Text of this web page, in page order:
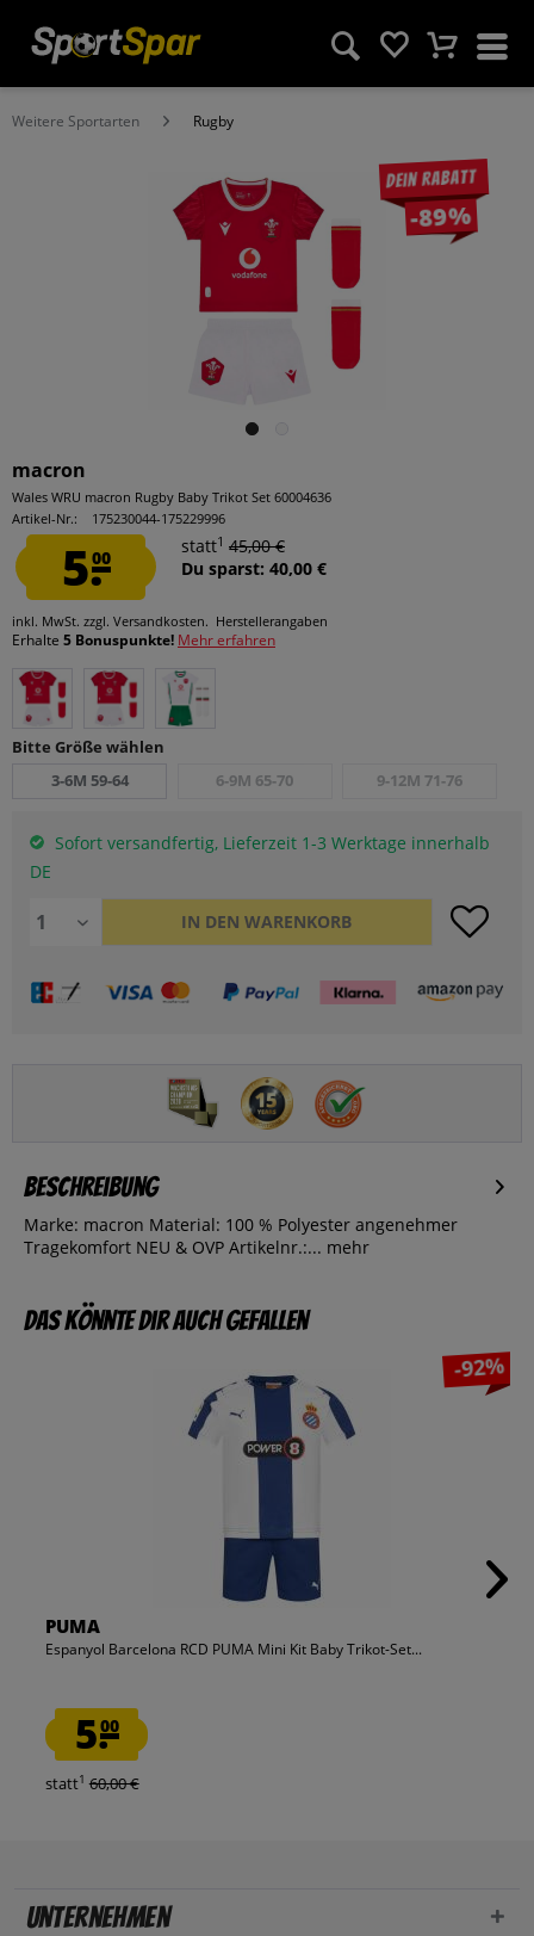
Weitere Sportarten Rugby
Dein Rabatt
-89%
macron
Wales WRU macron Rugby Baby Trikot Set 60004636
Artikel-Nr.:
175230044-175229996
5.00
statt1 45,00 €
Du sparst: 40,00 €
inkl. MwSt. zzgl. Versandkosten. Herstellerangaben
Erhalte 5 Bonuspunkte! Mehr erfahren
Bitte Größe wählen
3-6M 59-64
6-9M 65-70 9-12M 71-76
Sofort versandfertig, Lieferzeit 1-3 Werktage innerhalb
DE
IN DEN WARENKORB
Beschreibung
Marke: macron Material: 100 % Polyester angenehmer
Tragekomfort NEU & OVP Artikelnr.:... mehr
Das könnte dir auch gefallen
-92%
PUMA
Espanyol Barcelona RCD PUMA Mini Kit Baby Trikot-Set...
5.00
statt1 60,00 €
Unternehmen